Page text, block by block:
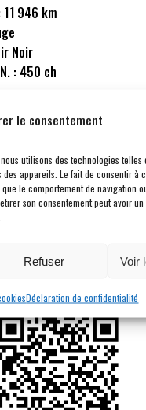
le consentement
utilisons des technologies telles
appareils. Le fait de consentir à
le comportement de navigation
son consentement peut avoir
Refuser Voir
Déclaration de confidentialité
11 946 km
Noir
:450 ch
FORTS
Apple carplay
Toit noir
cuir chauffants & ventilés
DU SITE INTERNET
annonces/ford/